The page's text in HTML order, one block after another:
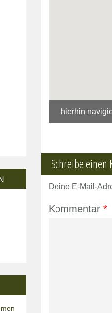
hierhin
Schreibe einen
Deine E-Mail-
Kommentar *